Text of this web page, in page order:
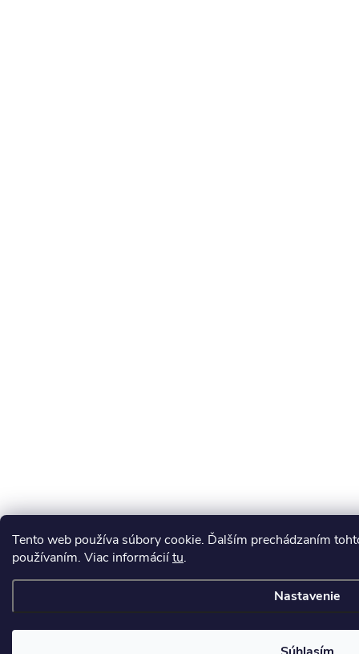
Tento web používa súbory cookie. Ďalším prechádzaním
používaním. Viac informáciítu.
Nastavenie